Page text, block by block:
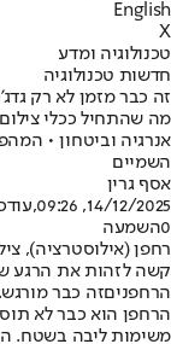
English
X
טכנולוגיה ומדע
חדשות טכנולוגיה
זה כבר מזמן לא רק
מה שהתחיל ככלי
אנרגיה וביטחון •
השמיים
אסף גרין
14/12/2025, 09:26
0השמעה
רחפן (אילוסטרציה),
קשה לזהות את הרגע
הרחפניםזה כבר
הרחפן הוא כבר לא
משימות ליבה בשטח.